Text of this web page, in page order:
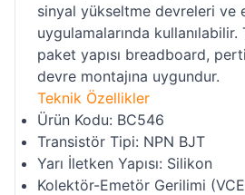
sinyal yükseltme devreleri ve
uygulamalarında kullanılabilir.
paket yapısı breadboard,
devre montajına uygundur.
Teknik Özellikler
Ürün Kodu: BC546
Transistör Tipi: NPN BJT
Yarı İletken Yapısı: Silikon
Kolektör-Emetör Gerilimi